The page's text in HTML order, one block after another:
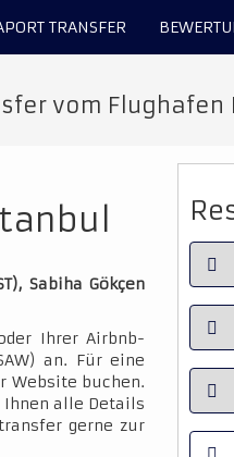
TRANSFER
vom Flughafen
Sabiha Gökçen
Ihrer Airbnb-
an. Für eine
Website buchen.
Ihnen alle Details
gerne zur